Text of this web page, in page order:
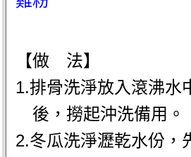
【做 法】
1.排骨洗淨放入滾沸水
後，撈起沖洗備用。
2.冬瓜洗淨瀝乾水份，